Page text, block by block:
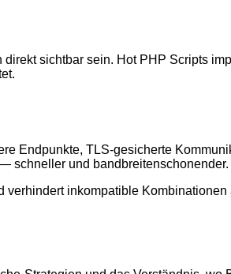
sichtbar sein. Hot PHP Scripts
Endpunkte, TLS-gesicherte
schneller und bandbreitenschonender.
inkompatible Kombinationen